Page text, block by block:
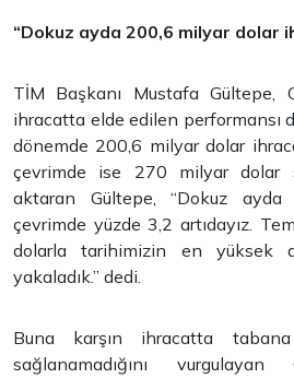
“Dokuz ayda 200,6 milyar dolar
TİM Başkanı Mustafa Gültepe,
ihracatta elde edilen performansı
dönemde 200,6 milyar dolar
çevrimde ise 270 milyar dolar
aktaran Gültepe, “Dokuz
çevrimde yüzde 3,2 artıdayız.
dolarla tarihimizin en yüksek
yakaladık.” dedi.
Buna karşın ihracatta
sağlanamadığını